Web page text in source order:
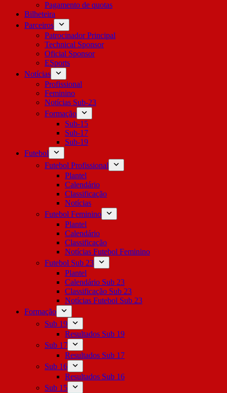
Pagamento de quotas
Bilheteira
Parceiros
Patrocinador Principal
Technical Sponsor
Oficial Sponsor
ESports
Notícias
Profissional
Feminino
Notícias Sub-23
Formação
Sub-15
Sub-17
Sub-19
Futebol
Futebol Profissional
Plantel
Calendário
Classificação
Notícias
Futebol Feminino
Plantel
Calendário
Classificação
Notícias Futebol Feminino
Futebol Sub 23
Plantel
Calendário Sub 23
Classificação Sub 23
Notícias Futebol Sub 23
Formação
Sub 19
Resultados Sub 19
Sub 17
Resultados Sub 17
Sub 16
Resultados Sub 16
Sub 15